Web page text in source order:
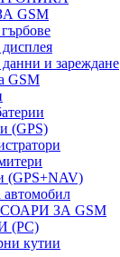
GSM
и зареждане
GSM
(GPS)
(GPS+NAV)
автомобил
ЗА GSM
(PC)
кутии